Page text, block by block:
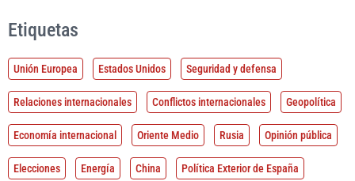
Etiquetas
Unión Europea Estados Unidos Seguridad y defensa
Relaciones internacionales Conflictos internacionales Geopolítica
Economía internacional Oriente Medio Rusia Opinión pública
Elecciones Energía China Política Exterior de España